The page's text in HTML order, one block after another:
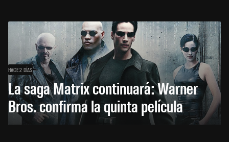
HACE 2 DÍAS
La saga Matrix continuará: Warner
Bros. confirma la quinta película